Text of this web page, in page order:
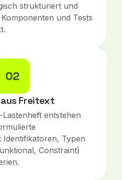
strukturiert und
und Tests
02
Freitext
entstehen
Typen
Constraint)